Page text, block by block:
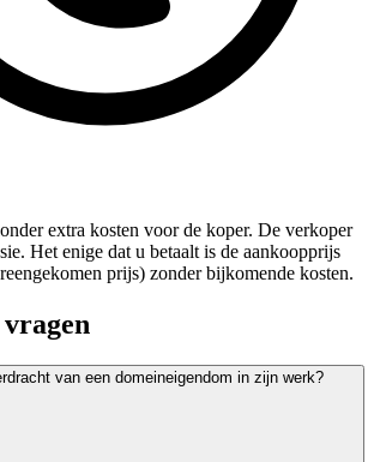
extra kosten voor de koper. De verkoper
Het enige dat u betaalt is de aankoopprijs
prijs) zonder bijkomende kosten.
vragen
van een domeineigendom in zijn werk?